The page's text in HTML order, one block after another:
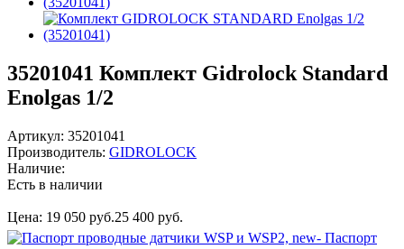
35201041 Комплект Gidrolock Standard
Enolgas 1/2
Артикул: 35201041
Производитель: GIDROLOCK
Наличие:
Есть в наличии
Цена: 19 050 руб.25 400 руб.
- Паспорт